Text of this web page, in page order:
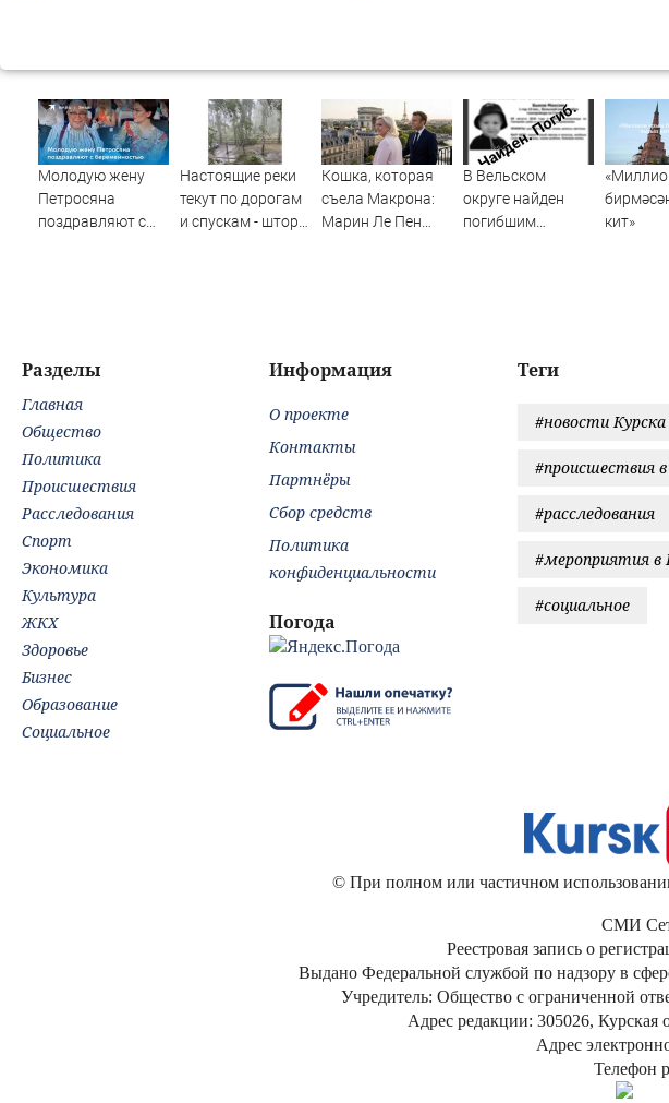
Молодую жену
Петросяна
поздравляют с
Настоящие реки
текут по дорогам
и спускам - шторм
Кошка, которая
съела Макрона:
Марин Ле Пен
В Вельском
округе найден
погибшим
кит»
Теги
#новости Курска
#происшествия
#расследования
#мероприятия в
#социальное
Разделы
Главная
Общество
Политика
Происшествия
Расследования
Спорт
Экономика
Культура
ЖКХ
Здоровье
Бизнес
Образование
Социальное
Информация
О проекте
Контакты
Партнёры
Сбор средств
Политика
конфиденциальности
Погода
© При полном или частичном
СМИ
Реестровая запись о
Выдано Федеральной службой по надзору в
Учредитель: Общество с ограниченной
Адрес редакции: 305026, Курская
Адрес
Телефон